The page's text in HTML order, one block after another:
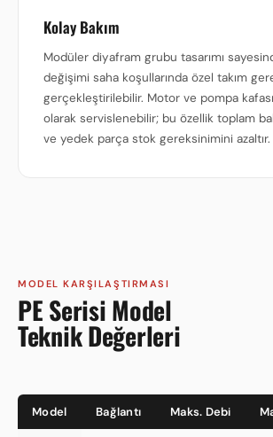
Kolay Bakım
Modüler diyafram grubu tasarımı
değişimi saha koşullarında özel takım
gerçekleştirilebilir. Motor ve pompa kafası
olarak servislenebilir; bu özellik toplam
ve yedek parça stok gereksinimini azaltır.
MODEL KARŞILAŞTIRMASI
PE Serisi Model
Teknik Değerleri
Model Bağlantı Maks. Debi